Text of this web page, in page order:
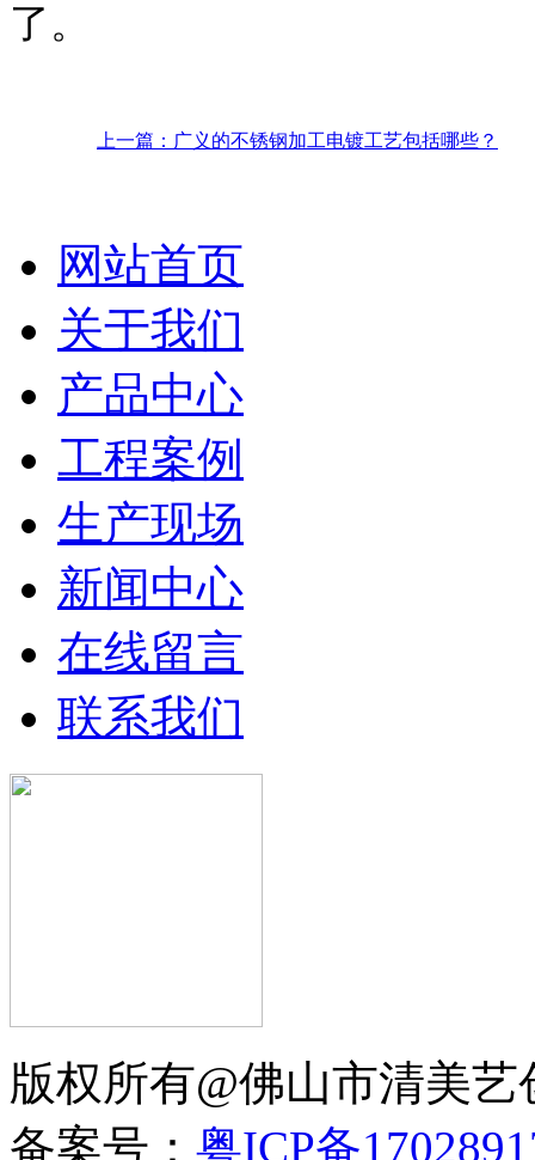
了。
上一篇：广义的不锈钢加工电镀工艺包括哪些？
网站首页
关于我们
产品中心
工程案例
生产现场
新闻中心
在线留言
联系我们
版权所有@佛山市清美
备案号： 粤ICP备